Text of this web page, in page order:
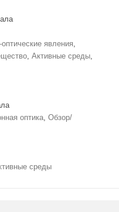
явления,
, Активные среды,
оптика, Обзор/
среды